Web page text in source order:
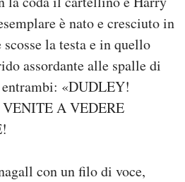
è nato e cresciuto in
la testa e in quello
assordante alle spalle di
«DUDLEY!
A VEDERE
con un filo di voce,